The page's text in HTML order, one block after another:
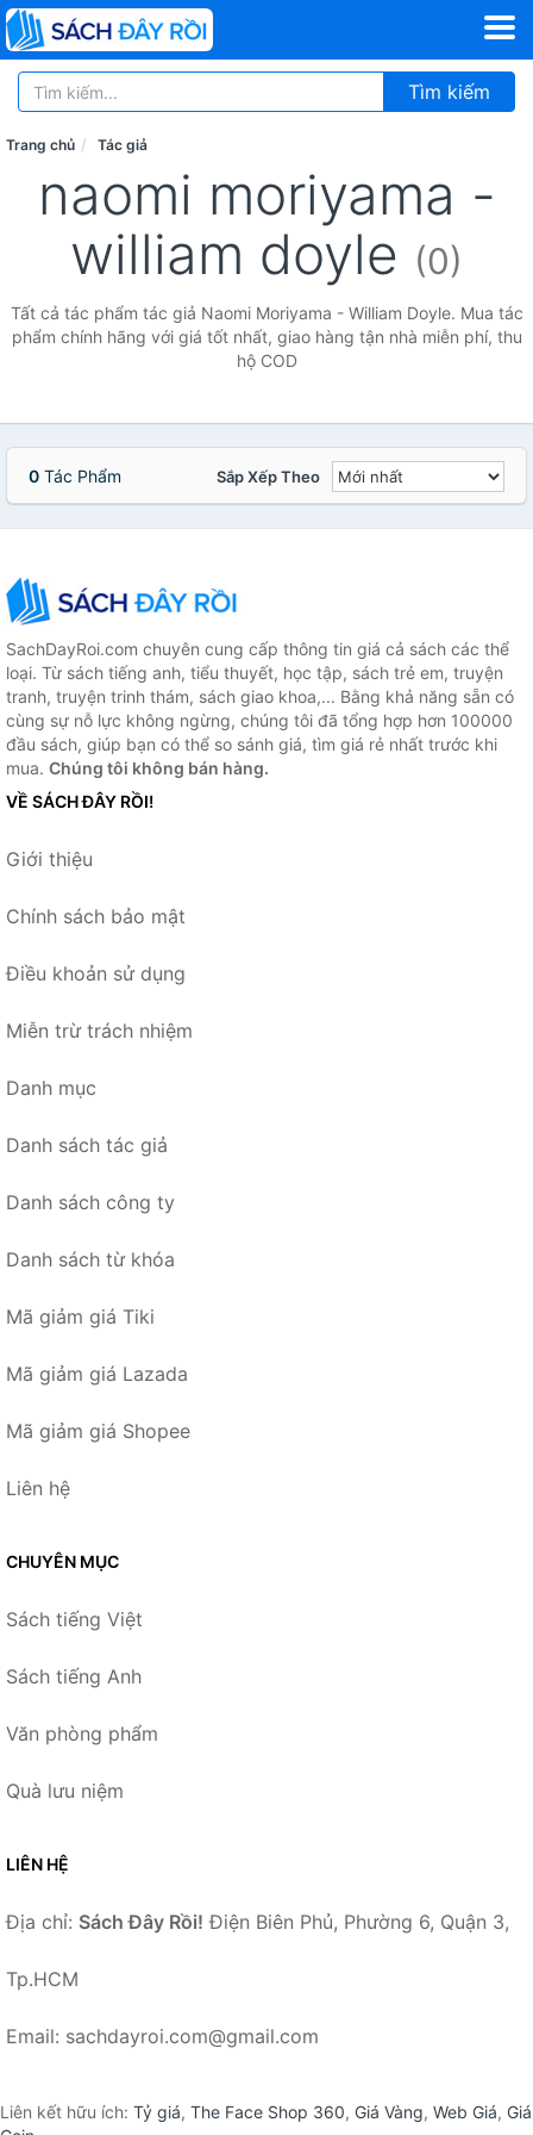
Tìm kiếm
Trang chủ Tác giả
naomi moriyama -
william doyle (0)
Tất cả tác phẩm tác giả Naomi Moriyama - William Doyle. Mua tác
phẩm chính hãng với giá tốt nhất, giao hàng tận nhà miễn phí, thu
hộ COD
0 Tác Phẩm Sắp Xếp Theo
SachDayRoi.com chuyên cung cấp thông tin giá cả sách các thể
loại. Từ sách tiếng anh, tiểu thuyết, học tập, sách trẻ em, truyện
tranh, truyện trinh thám, sách giao khoa,... Bằng khả năng sẵn có
cùng sự nỗ lực không ngừng, chúng tôi đã tổng hợp hơn 100000
đầu sách, giúp bạn có thể so sánh giá, tìm giá rẻ nhất trước khi
mua. Chúng tôi không bán hàng.
VỀ SÁCH ĐÂY RỒI!
Giới thiệu
Chính sách bảo mật
Điều khoản sử dụng
Miễn trừ trách nhiệm
Danh mục
Danh sách tác giả
Danh sách công ty
Danh sách từ khóa
Mã giảm giá Tiki
Mã giảm giá Lazada
Mã giảm giá Shopee
Liên hệ
CHUYÊN MỤC
Sách tiếng Việt
Sách tiếng Anh
Văn phòng phẩm
Quà lưu niệm
LIÊN HỆ
Địa chỉ: Sách Đây Rồi! Điện Biên Phủ, Phường 6, Quận 3,
Tp.HCM
Email: sachdayroi.com@gmail.com
Liên kết hữu ích: Tỷ giá, The Face Shop 360, Giá Vàng, Web Giá, Giá